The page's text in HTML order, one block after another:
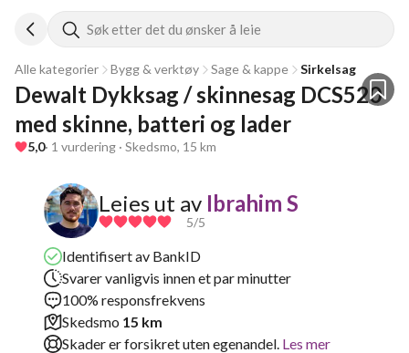
Søk etter det du ønsker å leie
Alle kategorier Bygg & verktøy Sage & kappe Sirkelsag
Dewalt Dykksag / skinnesag DCS520
med skinne, batteri og lader
5,0· 1 vurdering · Skedsmo, 15 km
Leies ut av Ibrahim S
5/5
Identifisert av BankID
Svarer vanligvis innen et par minutter
100% responsfrekvens
Skedsmo 15 km
Skader er forsikret uten egenandel. Les mer